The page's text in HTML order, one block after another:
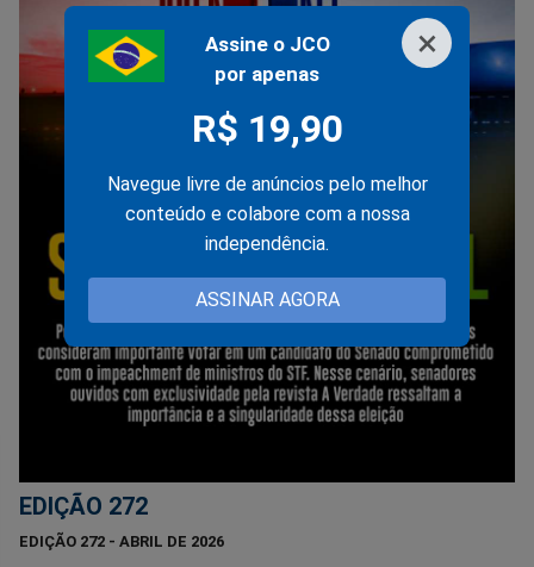
×
Assine o JCO
por apenas
R$ 19,90
Navegue livre de anúncios pelo melhor
conteúdo e colabore com a nossa
independência.
ASSINAR AGORA
EDIÇÃO 272
EDIÇÃO 272 - ABRIL DE 2026